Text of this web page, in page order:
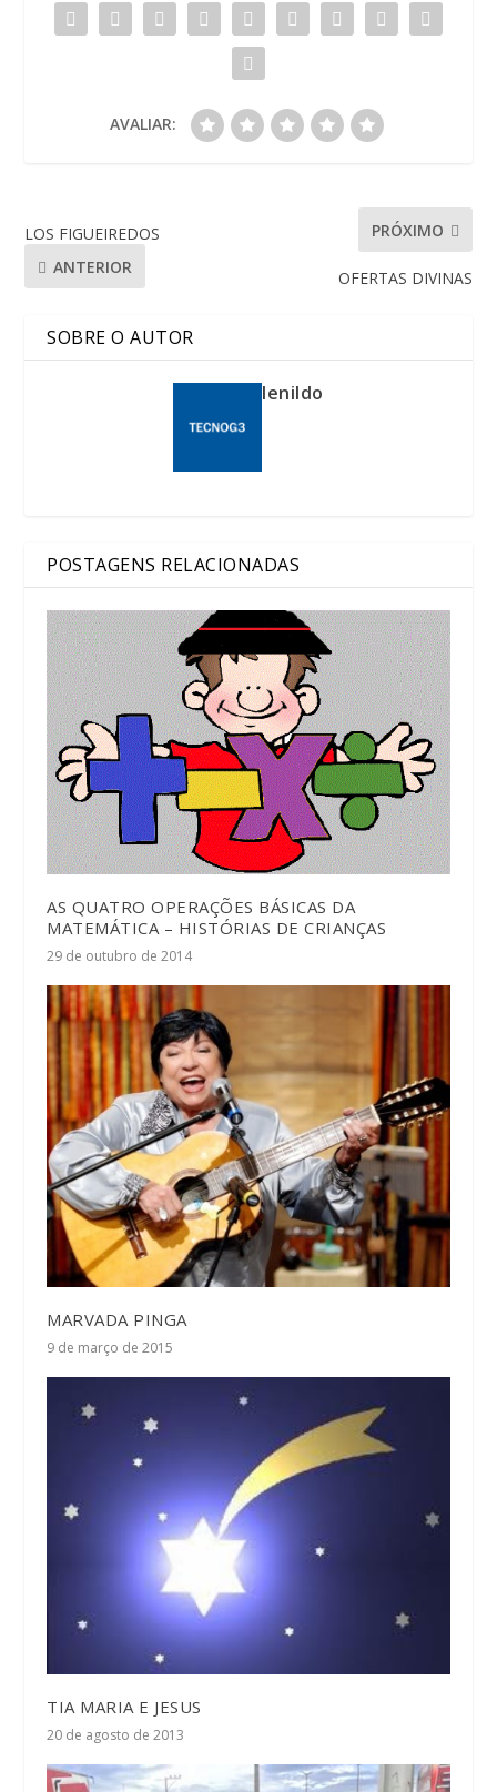
AVALIAR:
LOS FIGUEIREDOS
ANTERIOR
PRÓXIMO
OFERTAS DIVINAS
SOBRE O AUTOR
lenildo
POSTAGENS RELACIONADAS
AS QUATRO OPERAÇÕES BÁSICAS DA
MATEMÁTICA – HISTÓRIAS DE CRIANÇAS
29 de outubro de 2014
MARVADA PINGA
9 de março de 2015
TIA MARIA E JESUS
20 de agosto de 2013